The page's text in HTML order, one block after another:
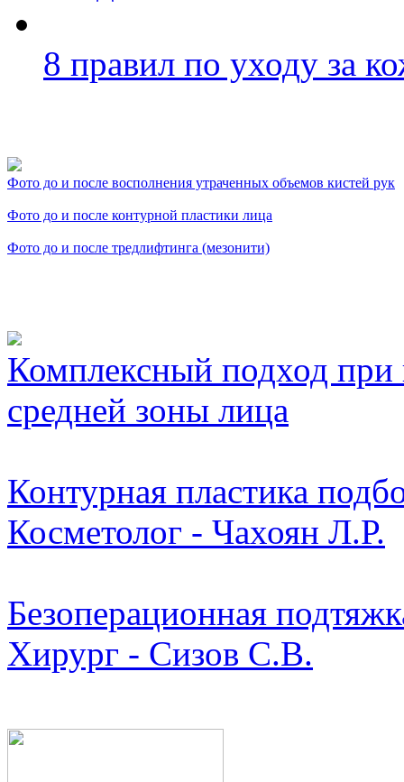
8 правил по уходу за
Фото до и после восполнения утраченных объемов кистей рук
Фото до и после контурной пластики лица
Фото до и после тредлифтинга (мезонити)
Комплексный подход
средней зоны лица
Контурная пластика
Косметолог - Чахоян Л.Р.
Безоперационная
Хирург - Сизов С.В.